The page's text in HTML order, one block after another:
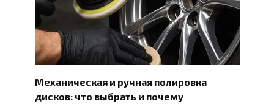
Механическая и ручная полировка
дисков: что выбрать и почему